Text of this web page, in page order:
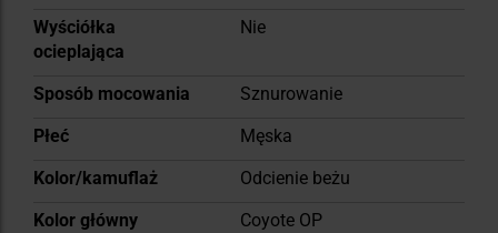
Wyściółka
ocieplająca
Nie
Sposób mocowania
Sznurowanie
Płeć
Męska
Kolor/kamuflaż
Odcienie beżu
Kolor główny
Coyote OP